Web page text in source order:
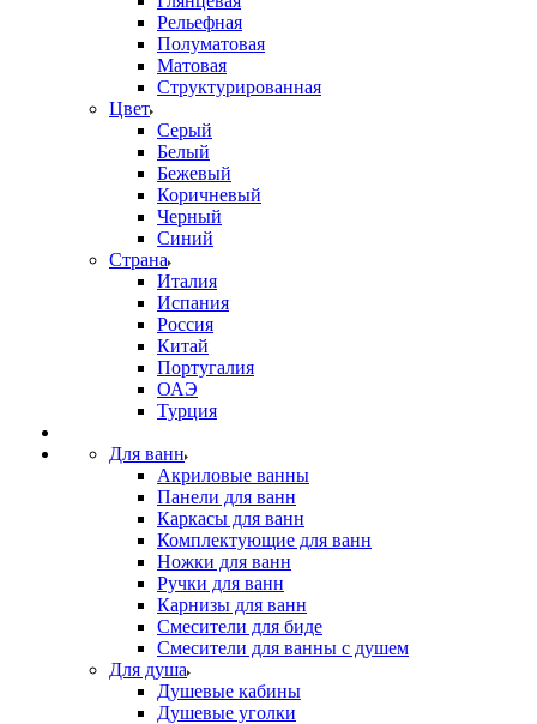
Рельефная
Полуматовая
Матовая
Структурированная
Цвет
Серый
Белый
Бежевый
Коричневый
Черный
Синий
Страна
Италия
Испания
Россия
Китай
Португалия
ОАЭ
Турция
Для ванн
Акриловые ванны
Панели для ванн
Каркасы для ванн
Комплектующие для ванн
Ножки для ванн
Ручки для ванн
Карнизы для ванн
Смесители для биде
Смесители для ванны с душем
Для душа
Душевые кабины
Душевые уголки